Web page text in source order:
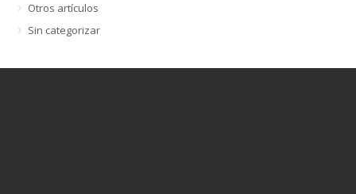
Otros artículos
Sin categorizar